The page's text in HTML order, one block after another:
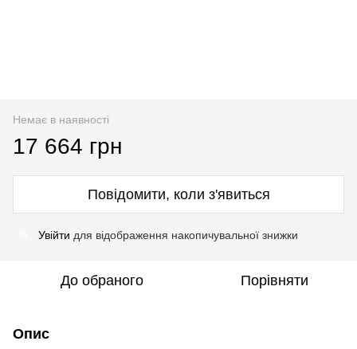
Немає в наявності
17 664 грн
Повідомити, коли з'явиться
Увійти для відображення накопичувальної знижки
До обраного Порівняти
Опис